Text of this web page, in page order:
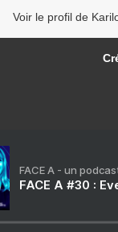
Voir le profil de
FACE A - un
FACE A #30 :